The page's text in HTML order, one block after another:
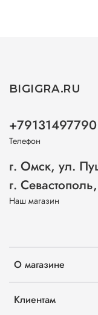
О магазине
Клиентам
BIGIGRA.RU
+79131497790
Телефон
г. Омск, ул.
г.
Наш магазин